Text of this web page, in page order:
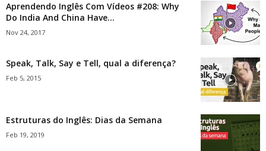
Aprendendo Inglês Com Vídeos #208: Why
Do India And China Have...
Nov 24, 2017
Speak, Talk, Say e Tell, qual a diferença?
Feb 5, 2015
Estruturas do Inglês: Dias da Semana
Feb 19, 2019